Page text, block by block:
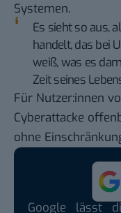
Systemen.
Es sieht so aus,
handelt, das bei
weiß, was es
Zeit seines
Für Nutzer:innen
Cyberattacke
ohne
Google lässt